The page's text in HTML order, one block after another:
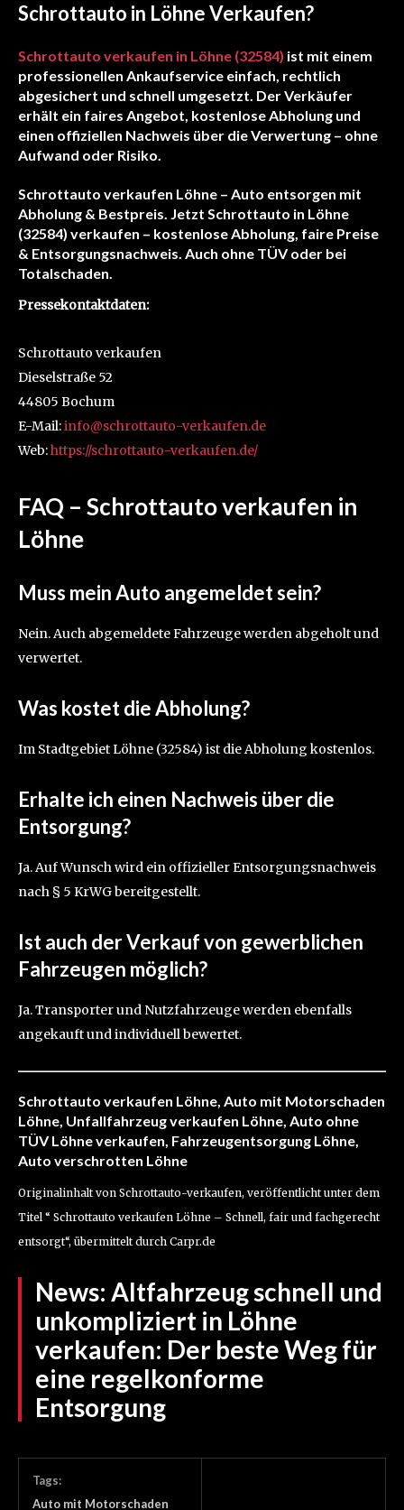
Schrottauto in Löhne Verkaufen?
Schrottauto verkaufen in Löhne (32584) ist mit einem
professionellen Ankaufservice einfach, rechtlich
abgesichert und schnell umgesetzt. Der Verkäufer
erhält ein faires Angebot, kostenlose Abholung und
einen offiziellen Nachweis über die Verwertung – ohne
Aufwand oder Risiko.
Schrottauto verkaufen Löhne – Auto entsorgen mit
Abholung & Bestpreis. Jetzt Schrottauto in Löhne
(32584) verkaufen – kostenlose Abholung, faire Preise
& Entsorgungsnachweis. Auch ohne TÜV oder bei
Totalschaden.
Pressekontaktdaten:
Schrottauto verkaufen
Dieselstraße 52
44805 Bochum
E-Mail:info@schrottauto-verkaufen.de
Web:https://schrottauto-verkaufen.de/
FAQ – Schrottauto verkaufen in
Löhne
Muss mein Auto angemeldet sein?
Nein. Auch abgemeldete Fahrzeuge werden abgeholt und
verwertet.
Was kostet die Abholung?
Im Stadtgebiet Löhne (32584) ist die Abholung kostenlos.
Erhalte ich einen Nachweis über die
Entsorgung?
Ja. Auf Wunsch wird ein offizieller Entsorgungsnachweis
nach § 5 KrWG bereitgestellt.
Ist auch der Verkauf von gewerblichen
Fahrzeugen möglich?
Ja. Transporter und Nutzfahrzeuge werden ebenfalls
angekauft und individuell bewertet.
Schrottauto verkaufen Löhne, Auto mit Motorschaden
Löhne, Unfallfahrzeug verkaufen Löhne, Auto ohne
TÜV Löhne verkaufen, Fahrzeugentsorgung Löhne,
Auto verschrotten Löhne
Originalinhalt von Schrottauto-verkaufen, veröffentlicht unter dem
Titel “ Schrottauto verkaufen Löhne – Schnell, fair und fachgerecht
entsorgt“, übermittelt durch Carpr.de
News: Altfahrzeug schnell und
unkompliziert in Löhne
verkaufen: Der beste Weg für
eine regelkonforme
Entsorgung
Tags:
Auto mit Motorschaden